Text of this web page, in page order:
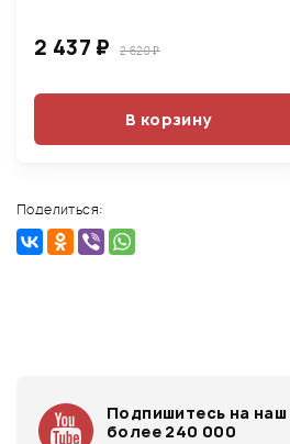
2 437 ₽ 2 620 ₽
В корзину
Поделиться:
Подпишитесь на наш
более 240 000